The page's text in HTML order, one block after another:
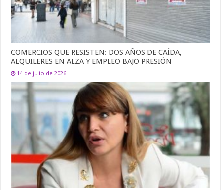
COMERCIOS QUE RESISTEN: DOS AÑOS DE CAÍDA,
ALQUILERES EN ALZA Y EMPLEO BAJO PRESIÓN
14 de julio de 2026